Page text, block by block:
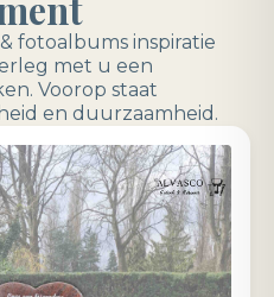
fotoalbums inspiratie
met u een
Voorop staat
en duurzaamheid.